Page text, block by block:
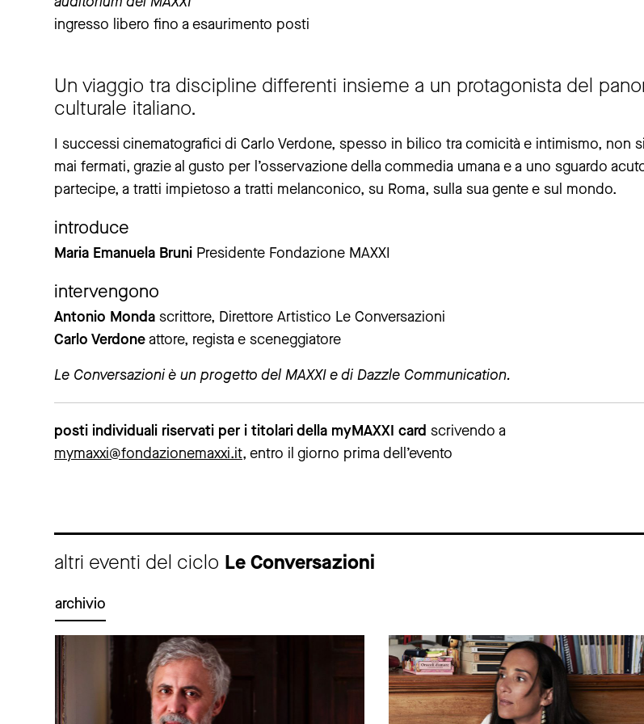
ingresso libero fino a esaurimento posti
Un viaggio tra discipline differenti insieme a un protagonista del
culturale italiano.
I successi cinematografici di Carlo Verdone, spesso in bilico tra comicità e intimismo, non
mai fermati, grazie al gusto per l’osservazione della commedia umana e a uno sguardo
partecipe, a tratti impietoso a tratti melanconico, su Roma, sulla sua gente e sul mondo.
introduce
Maria Emanuela Bruni Presidente Fondazione MAXXI
intervengono
Antonio Monda scrittore, Direttore Artistico Le Conversazioni
Carlo Verdoneattore, regista e sceneggiatore
Le Conversazioni è un progetto del MAXXI e di Dazzle Communication.
posti individuali riservati per i titolari della myMAXXI card scrivendo a
mymaxxi@fondazionemaxxi.it, entro il giorno prima dell’evento
altri eventi del ciclo Le Conversazioni
archivio